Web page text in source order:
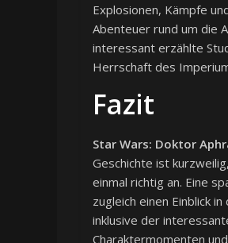
Explosionen, Kämpfe
Abenteuer rund um die
interessant erzählte
Herrschaft des
Fazit
Star Wars: Doktor
Geschichte ist
einmal richtig an. Eine
zugleich einen Einblick
inklusive der
Charaktermomenten